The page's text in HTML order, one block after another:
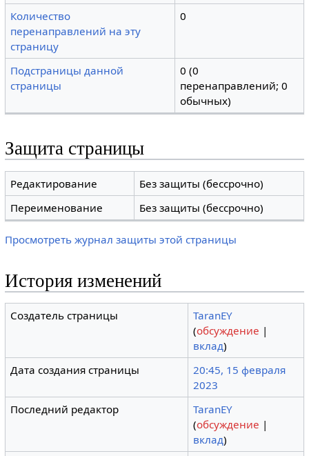
Количество
перенаправлений на эту
страницу
0
Подстраницы данной
страницы
0 (0
перенаправлений; 0
обычных)
Защита страницы
Редактирование
Без защиты (бессрочно)
Переименование
Без защиты (бессрочно)
Просмотреть журнал защиты этой страницы
История изменений
Создатель страницы
TaranEY
(обсуждение |
вклад)
Дата создания страницы
20:45, 15 февраля
2023
Последний редактор
TaranEY
(обсуждение |
вклад)